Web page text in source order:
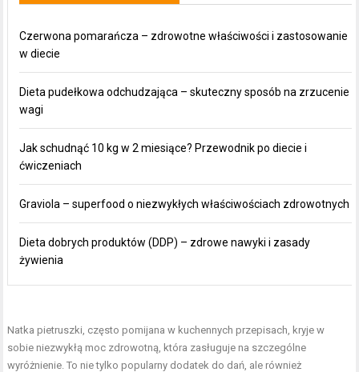
Czerwona pomarańcza – zdrowotne właściwości i zastosowanie
w diecie
Dieta pudełkowa odchudzająca – skuteczny sposób na zrzucenie
wagi
Jak schudnąć 10 kg w 2 miesiące? Przewodnik po diecie i
ćwiczeniach
Graviola – superfood o niezwykłych właściwościach zdrowotnych
Dieta dobrych produktów (DDP) – zdrowe nawyki i zasady
żywienia
Natka pietruszki, często pomijana w kuchennych przepisach, kryje w
sobie niezwykłą moc zdrowotną, która zasługuje na szczególne
wyróżnienie. To nie tylko popularny dodatek do dań, ale również